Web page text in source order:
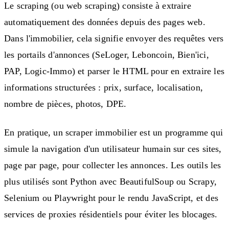
Le scraping (ou web scraping) consiste à extraire
automatiquement des données depuis des pages web.
Dans l'immobilier, cela signifie envoyer des requêtes vers
les portails d'annonces (SeLoger, Leboncoin, Bien'ici,
PAP, Logic-Immo) et parser le HTML pour en extraire les
informations structurées : prix, surface, localisation,
nombre de pièces, photos, DPE.
En pratique, un scraper immobilier est un programme qui
simule la navigation d'un utilisateur humain sur ces sites,
page par page, pour collecter les annonces. Les outils les
plus utilisés sont Python avec BeautifulSoup ou Scrapy,
Selenium ou Playwright pour le rendu JavaScript, et des
services de proxies résidentiels pour éviter les blocages.